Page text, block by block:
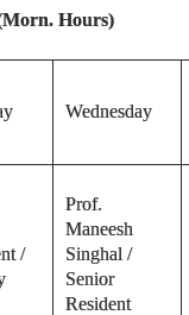
Hours)
Wednesday
/
Prof.
Maneesh
Singhal /
Senior
Resident